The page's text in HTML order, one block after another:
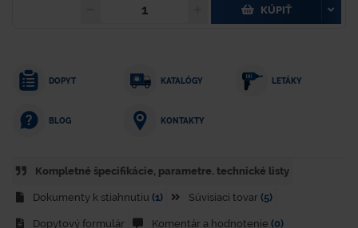
KÚPIŤ
DOPYT KATALÓGY LETÁKY
BLOG KONTAKTY
Kompletné špecifikácie, parametre. technické listy
Dokumenty k stiahnutiu (1) Súvisiaci tovar (5)
Dopytový formulár Komentár a hodnotenie (0)